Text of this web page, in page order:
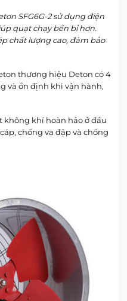
SFG6G-2 sử dụng điện
quạt chạy bền bỉ hơn.
chất lượng cao, đảm bảo
thương hiệu Deton có 4
và ổn định khi vận hành,
không khí hoàn hảo ở đầu
chống va đập và chống